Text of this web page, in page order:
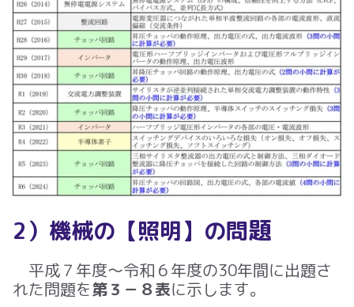
2）機械の 【照明】の問題
平成７年度～令和 ６年度の30年間に出題さ
れた問題を第３－８表に示します。